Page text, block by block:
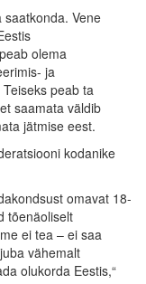
Vene
olema
ja
peab ta
saamata väldib
jätmise eest.
kodanike
omavat 18-
tõenäoliselt
ei tea – ei saa
vähemalt
olukorda Eestis,“